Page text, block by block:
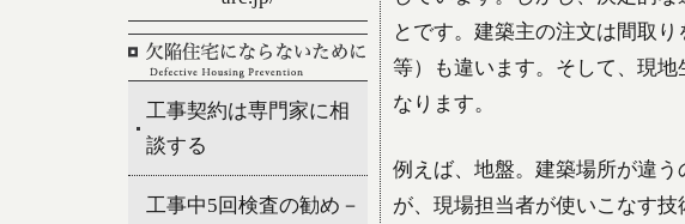
工事契約は専門家に相
談する
工事中5回検査の勧め－
とです。建築主の注文は間取
等）も違います。そして、現
なります。
例えば、地盤。建築場所が違
が、現場担当者が使いこなす